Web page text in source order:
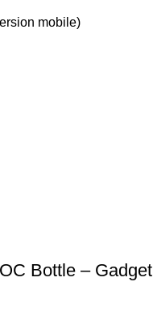
mobile)
Bottle – Gadget